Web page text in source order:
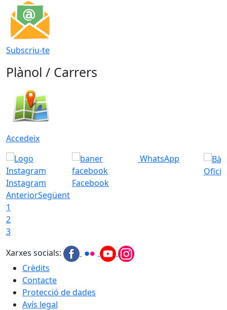
Subscriu-te
Plànol / Carrers
Accedeix
Instagram Facebook
WhatsApp
AnteriorSegüent
1
2
3
Xarxes socials:
Crèdits
Contacte
Protecció de dades
Avís legal